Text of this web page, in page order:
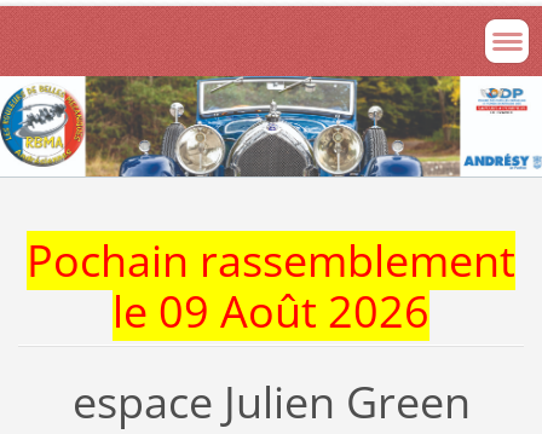
Pochain rassemblement
le 09 Août 2026
espace Julien Green